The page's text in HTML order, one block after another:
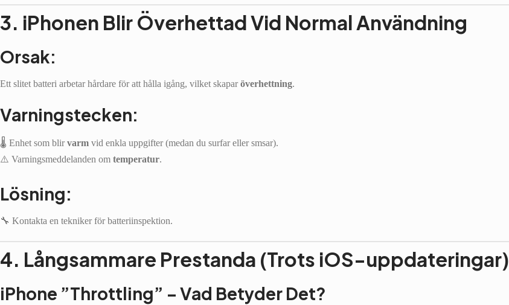
3. iPhonen Blir Överhettad Vid Normal Användning
Orsak:
Ett slitet batteri arbetar hårdare för att hålla igång, vilket skaparöverhettning.
Varningstecken:
🌡️ Enhet som blirvarm vid enkla uppgifter (medan du surfar eller smsar).
⚠️ Varningsmeddelanden om temperatur.
Lösning:
🔧 Kontakta en tekniker för batteriinspektion.
4. Långsammare Prestanda (Trots iOS-uppdateringar)
iPhone ”Throttling” – Vad Betyder Det?